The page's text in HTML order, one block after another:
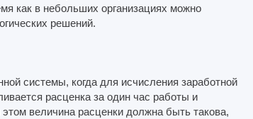
как в небольших организациях можно
решений.
системы, когда для исчисления заработной
расценка за один час работы и
величина расценки должна быть такова,